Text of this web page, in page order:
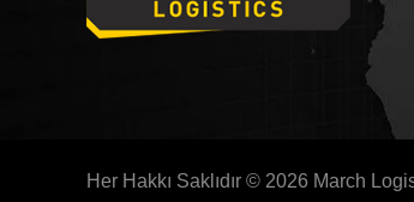
Her Hakkı Saklıdır © 2026 March